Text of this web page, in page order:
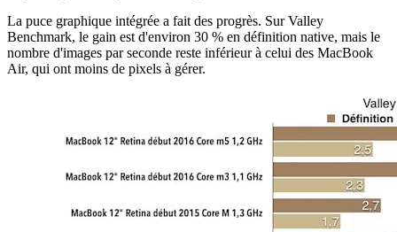
La puce graphique intégrée a fait des progrès. Sur Valley
Benchmark, le gain est d'environ 30 % en définition native, mais le
nombre d'images par seconde reste inférieur à celui des MacBook
Air, qui ont moins de pixels à gérer.